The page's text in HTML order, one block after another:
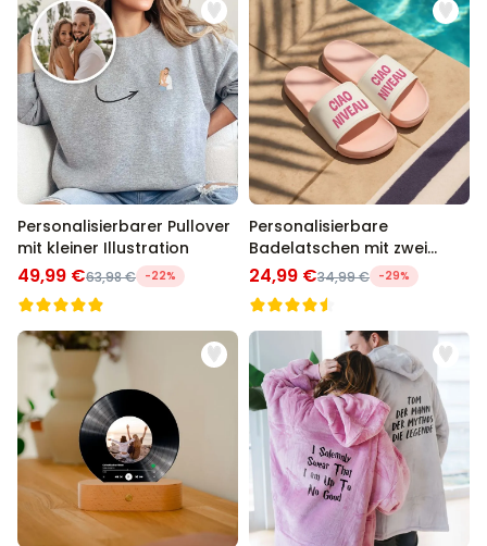
Personalisierbarer Pullover
mit kleiner Illustration
49,99 €63,98 € -22%
Personalisierbare
Badelatschen mit zwei
Zeilen
24,99 €34,99 € -29%